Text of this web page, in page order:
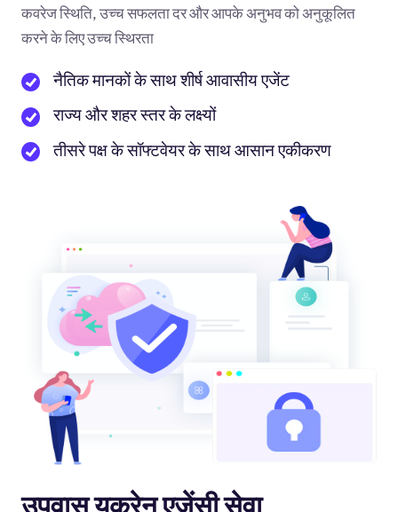
कवरेज स्थिति, उच्च सफलता दर और आपके अनुभव को अनुकूलित
करने के लिए उच्च स्थिरता
नैतिक मानकों के साथ शीर्ष आवासीय एजेंट
राज्य और शहर स्तर के लक्ष्यों
तीसरे पक्ष के सॉफ्टवेयर के साथ आसान एकीकरण